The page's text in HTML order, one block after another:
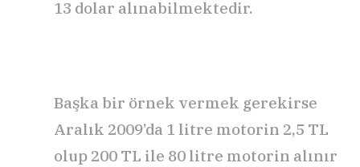
13 dolar alınabilmektedir.
Başka bir örnek vermek gerekirse
Aralık 2009’da 1 litre motorin 2,5 TL
olup 200 TL ile 80 litre motorin alınır